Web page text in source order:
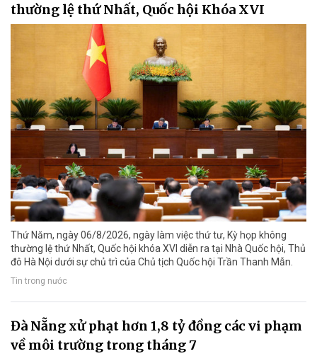
thường lệ thứ Nhất, Quốc hội Khóa XVI
Thứ Năm, ngày 06/8/2026, ngày làm việc thứ tư, Kỳ họp không
thường lệ thứ Nhất, Quốc hội khóa XVI diễn ra tại Nhà Quốc hội, Thủ
đô Hà Nội dưới sự chủ trì của Chủ tịch Quốc hội Trần Thanh Mẫn.
Tin trong nước
Đà Nẵng xử phạt hơn 1,8 tỷ đồng các vi phạm
về môi trường trong tháng 7